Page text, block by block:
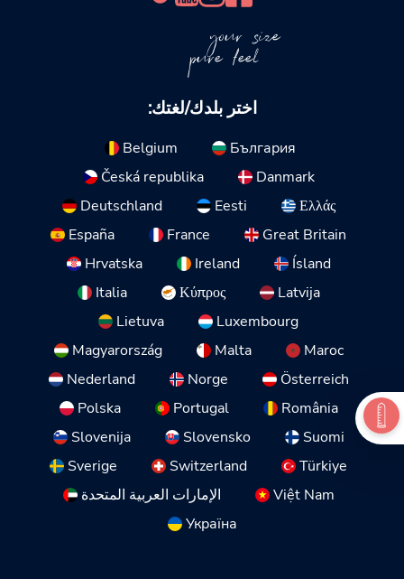
your size
pure feel
اختر بلدك/لغتك:
Belgium
България
Česká republika
Danmark
Deutschland
Eesti
Ελλάς
España
France
Great Britain
Hrvatska
Ireland
Ísland
Italia
Κύπρος
Latvija
Lietuva
Luxembourg
Magyarország
Malta
Maroc
Nederland
Norge
Österreich
Polska
Portugal
România
Slovenija
Slovensko
Suomi
Sverige
Switzerland
Türkiye
الإمارات العربية المتحدة
Việt Nam
Україна